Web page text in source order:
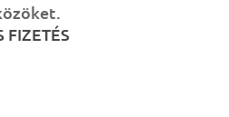
FIZETÉS